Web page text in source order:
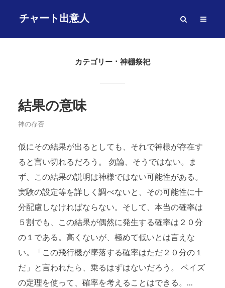
チャート出意人
カテゴリー 神棚祭祀
結果の意味
神の存否
仮にその結果が出るとしても、それで神様が存在す
ると言い切れるだろう。 勿論、そうではない。ま
ず、この結果の説明は神様ではない可能性がある。
実験の設定等を詳しく調べないと、その可能性に十
分配慮しなければならない。そして、本当の確率は
５割でも、この結果が偶然に発生する確率は２０分
の１である。高くないが、極めて低いとは言えな
い。「この飛行機が墜落する確率はただ２０分の１
だ」と言われたら、乗るはずはないだろう。 ベイズ
の定理を使って、確率を考えることはできる。...